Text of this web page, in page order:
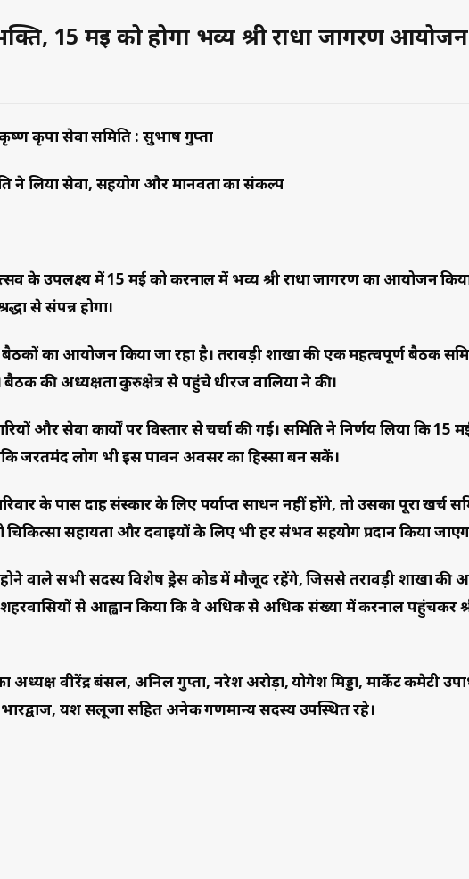
15 मई को होगा भव्य श्री राधा जागरण आयोजन
कृष्ण कृपा सेवा समिति : सुभाष गुप्ता
ने लिया सेवा, सहयोग और मानवता का संकल्प
के उपलक्ष्य में 15 मई को करनाल में भव्य श्री राधा जागरण का आयोजन
से संपन्न होगा।
बैठकों का आयोजन किया जा रहा है। तरावड़ी शाखा की एक महत्वपूर्ण बैठक
की अध्यक्षता कुरुक्षेत्र से पहुंचे धीरज वालिया ने की।
और सेवा कार्यों पर विस्तार से चर्चा की गई। समिति ने निर्णय लिया कि 15
जरूरतमंद लोग भी इस पावन अवसर का हिस्सा बन सकें।
के पास दाह संस्कार के लिए पर्याप्त साधन नहीं होंगे, तो उसका पूरा खर्च
चिकित्सा सहायता और दवाइयों के लिए भी हर संभव सहयोग प्रदान किया
होने वाले सभी सदस्य विशेष ड्रेस कोड में मौजूद रहेंगे, जिससे तरावड़ी शाखा की
शहरवासियों से आह्वान किया कि वे अधिक से अधिक संख्या में करनाल पहुंचकर
वीरेंद्र बंसल, अनिल गुप्ता, नरेश अरोड़ा, योगेश मिड्डा, मार्केट कमेटी
यश सलूजा सहित अनेक गणमान्य सदस्य उपस्थित रहे।